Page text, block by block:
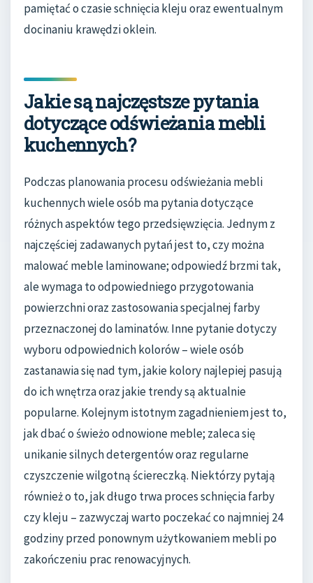
pamiętać o czasie schnięcia kleju oraz ewentualnym
docinaniu krawędzi oklein.
Jakie są najczęstsze pytania
dotyczące odświeżania mebli
kuchennych?
Podczas planowania procesu odświeżania mebli
kuchennych wiele osób ma pytania dotyczące
różnych aspektów tego przedsięwzięcia. Jednym z
najczęściej zadawanych pytań jest to, czy można
malować meble laminowane; odpowiedź brzmi tak,
ale wymaga to odpowiedniego przygotowania
powierzchni oraz zastosowania specjalnej farby
przeznaczonej do laminatów. Inne pytanie dotyczy
wyboru odpowiednich kolorów – wiele osób
zastanawia się nad tym, jakie kolory najlepiej pasują
do ich wnętrza oraz jakie trendy są aktualnie
popularne. Kolejnym istotnym zagadnieniem jest to,
jak dbać o świeżo odnowione meble; zaleca się
unikanie silnych detergentów oraz regularne
czyszczenie wilgotną ściereczką. Niektórzy pytają
również o to, jak długo trwa proces schnięcia farby
czy kleju – zazwyczaj warto poczekać co najmniej 24
godziny przed ponownym użytkowaniem mebli po
zakończeniu prac renowacyjnych.